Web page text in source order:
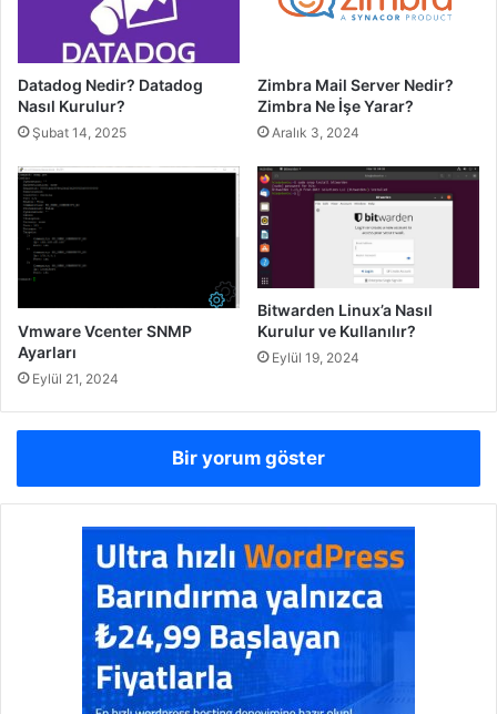
Datadog Nedir? Datadog
Nasıl Kurulur?
Şubat 14, 2025
Zimbra Mail Server Nedir?
Zimbra Ne İşe Yarar?
Aralık 3, 2024
Vmware Vcenter SNMP
Ayarları
Eylül 21, 2024
Bitwarden Linux’a Nasıl
Kurulur ve Kullanılır?
Eylül 19, 2024
Bir yorum göster